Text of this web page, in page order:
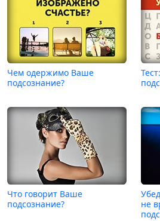
Чем одержимо Ваше
подсознание?
Что говорит Ваше
подсознание?
не